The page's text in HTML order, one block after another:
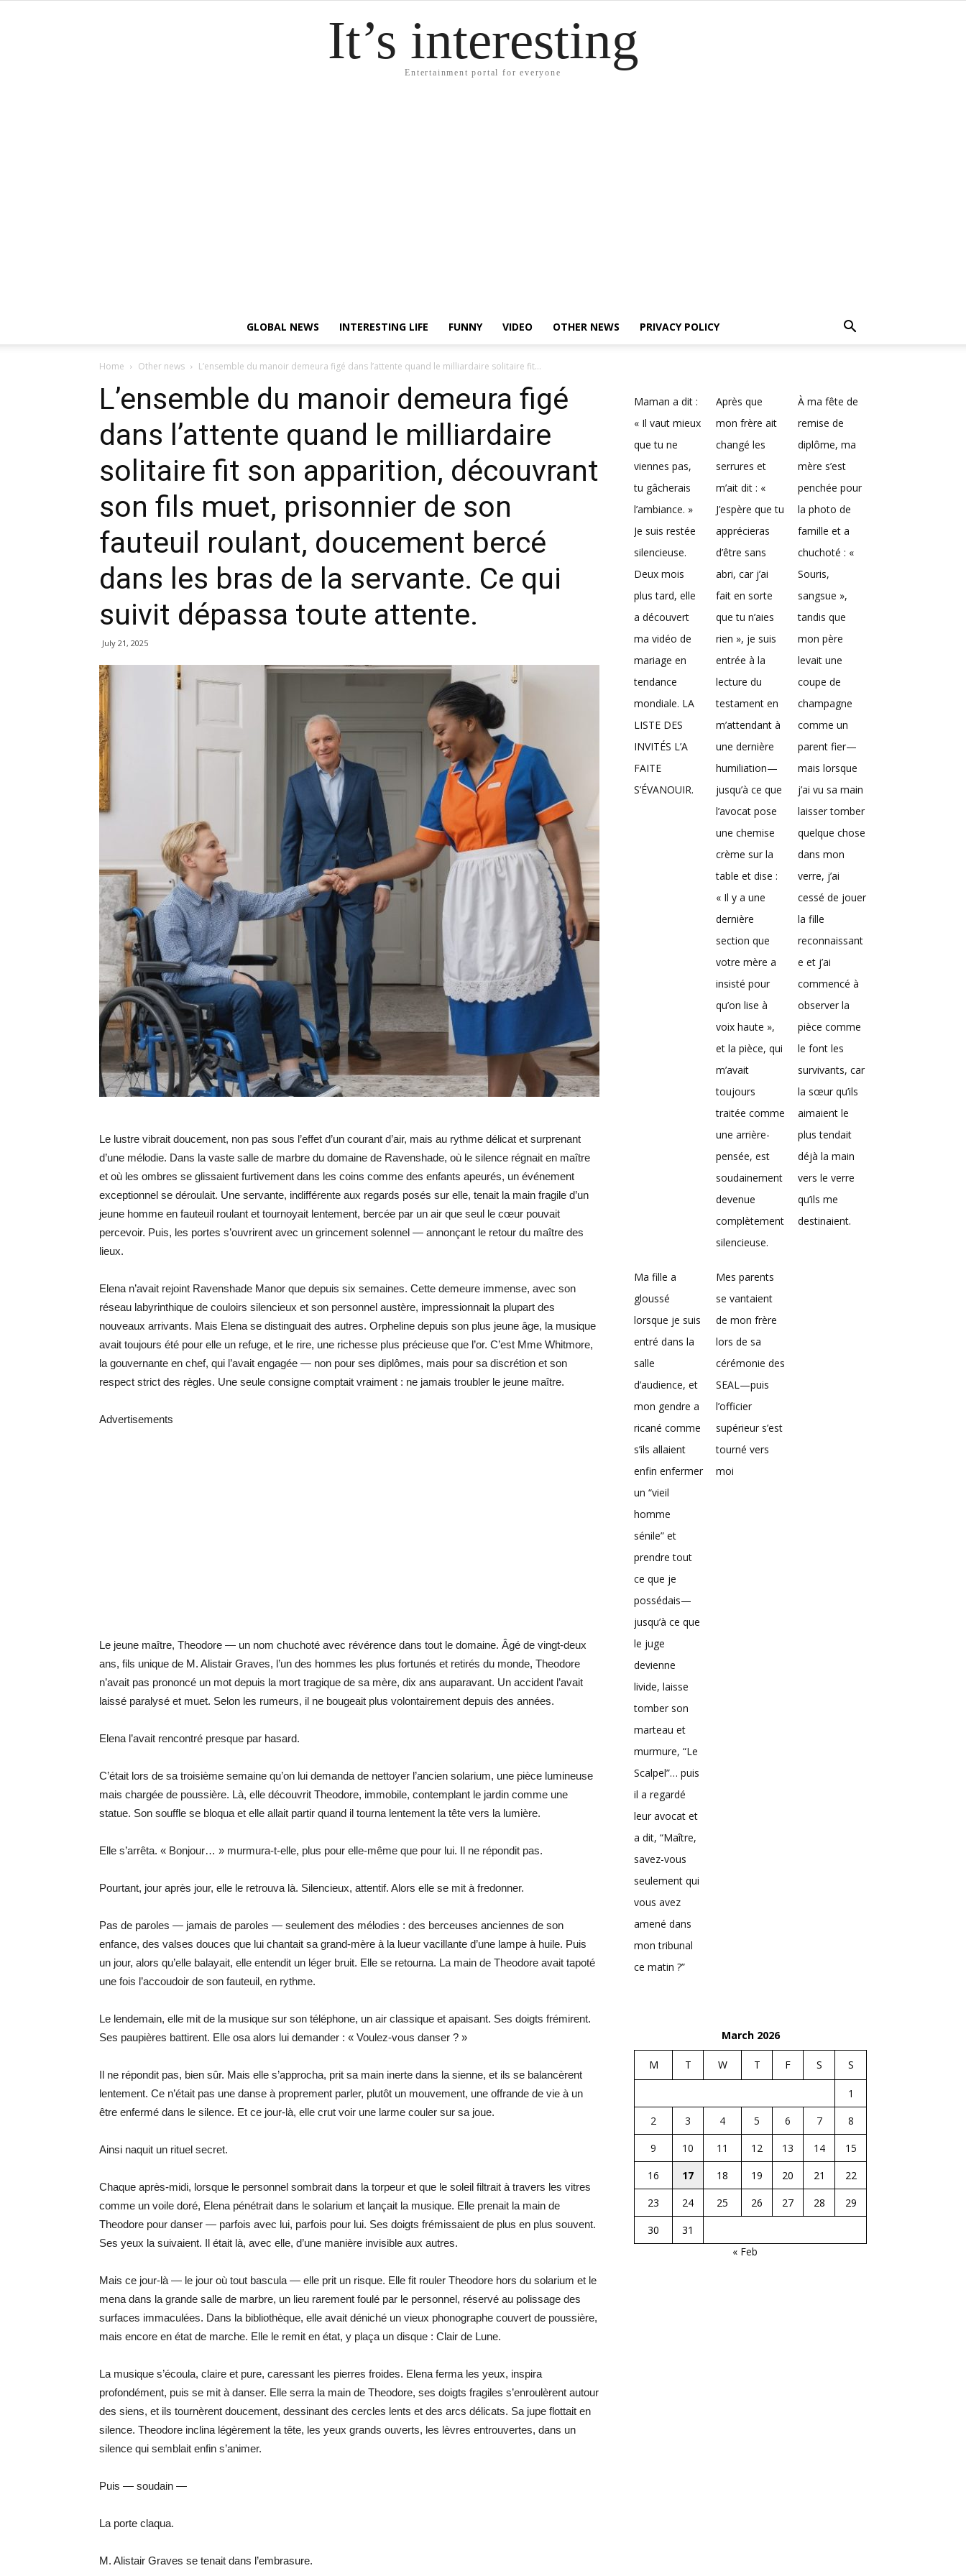
It’s interesting
Entertainment portal for everyone
GLOBAL NEWS INTERESTING LIFE FUNNY VIDEO OTHER NEWS PRIVACY POLICY
Home Other news L’ensemble du manoir demeura figé dans l’attente quand le milliardaire solitaire fit...
L’ensemble du manoir demeura figé
dans l’attente quand le milliardaire
solitaire fit son apparition, découvrant
son fils muet, prisonnier de son
fauteuil roulant, doucement bercé
dans les bras de la servante. Ce qui
suivit dépassa toute attente.
July 21, 2025
Le lustre vibrait doucement, non pas sous l’effet d’un courant d’air, mais au rythme délicat et surprenant
d’une mélodie. Dans la vaste salle de marbre du domaine de Ravenshade, où le silence régnait en maître
et où les ombres se glissaient furtivement dans les coins comme des enfants apeurés, un événement
exceptionnel se déroulait. Une servante, indifférente aux regards posés sur elle, tenait la main fragile d’un
jeune homme en fauteuil roulant et tournoyait lentement, bercée par un air que seul le cœur pouvait
percevoir. Puis, les portes s’ouvrirent avec un grincement solennel — annonçant le retour du maître des
lieux.
Elena n’avait rejoint Ravenshade Manor que depuis six semaines. Cette demeure immense, avec son
réseau labyrinthique de couloirs silencieux et son personnel austère, impressionnait la plupart des
nouveaux arrivants. Mais Elena se distinguait des autres. Orpheline depuis son plus jeune âge, la musique
avait toujours été pour elle un refuge, et le rire, une richesse plus précieuse que l’or. C’est Mme Whitmore,
la gouvernante en chef, qui l’avait engagée — non pour ses diplômes, mais pour sa discrétion et son
respect strict des règles. Une seule consigne comptait vraiment : ne jamais troubler le jeune maître.
Advertisements
Le jeune maître, Theodore — un nom chuchoté avec révérence dans tout le domaine. Âgé de vingt-deux
ans, fils unique de M. Alistair Graves, l’un des hommes les plus fortunés et retirés du monde, Theodore
n’avait pas prononcé un mot depuis la mort tragique de sa mère, dix ans auparavant. Un accident l’avait
laissé paralysé et muet. Selon les rumeurs, il ne bougeait plus volontairement depuis des années.
Elena l’avait rencontré presque par hasard.
C’était lors de sa troisième semaine qu’on lui demanda de nettoyer l’ancien solarium, une pièce lumineuse
mais chargée de poussière. Là, elle découvrit Theodore, immobile, contemplant le jardin comme une
statue. Son souffle se bloqua et elle allait partir quand il tourna lentement la tête vers la lumière.
Elle s’arrêta. « Bonjour… » murmura-t-elle, plus pour elle-même que pour lui. Il ne répondit pas.
Pourtant, jour après jour, elle le retrouva là. Silencieux, attentif. Alors elle se mit à fredonner.
Pas de paroles — jamais de paroles — seulement des mélodies : des berceuses anciennes de son
enfance, des valses douces que lui chantait sa grand-mère à la lueur vacillante d’une lampe à huile. Puis
un jour, alors qu’elle balayait, elle entendit un léger bruit. Elle se retourna. La main de Theodore avait tapoté
une fois l’accoudoir de son fauteuil, en rythme.
Le lendemain, elle mit de la musique sur son téléphone, un air classique et apaisant. Ses doigts frémirent.
Ses paupières battirent. Elle osa alors lui demander : « Voulez-vous danser ? »
Il ne répondit pas, bien sûr. Mais elle s’approcha, prit sa main inerte dans la sienne, et ils se balancèrent
lentement. Ce n’était pas une danse à proprement parler, plutôt un mouvement, une offrande de vie à un
être enfermé dans le silence. Et ce jour-là, elle crut voir une larme couler sur sa joue.
Ainsi naquit un rituel secret.
Chaque après-midi, lorsque le personnel sombrait dans la torpeur et que le soleil filtrait à travers les vitres
comme un voile doré, Elena pénétrait dans le solarium et lançait la musique. Elle prenait la main de
Theodore pour danser — parfois avec lui, parfois pour lui. Ses doigts frémissaient de plus en plus souvent.
Ses yeux la suivaient. Il était là, avec elle, d’une manière invisible aux autres.
Mais ce jour-là — le jour où tout bascula — elle prit un risque. Elle fit rouler Theodore hors du solarium et le
mena dans la grande salle de marbre, un lieu rarement foulé par le personnel, réservé au polissage des
surfaces immaculées. Dans la bibliothèque, elle avait déniché un vieux phonographe couvert de poussière,
mais encore en état de marche. Elle le remit en état, y plaça un disque : Clair de Lune.
La musique s’écoula, claire et pure, caressant les pierres froides. Elena ferma les yeux, inspira
profondément, puis se mit à danser. Elle serra la main de Theodore, ses doigts fragiles s’enroulèrent autour
des siens, et ils tournèrent doucement, dessinant des cercles lents et des arcs délicats. Sa jupe flottait en
silence. Theodore inclina légèrement la tête, les yeux grands ouverts, les lèvres entrouvertes, dans un
silence qui semblait enfin s’animer.
Puis — soudain —
La porte claqua.
M. Alistair Graves se tenait dans l’embrasure.
Maman a dit :
« Il vaut mieux
que tu ne
viennes pas,
tu gâcherais
l’ambiance. »
Je suis restée
silencieuse.
Deux mois
plus tard, elle
a découvert
ma vidéo de
mariage en
tendance
mondiale. LA
LISTE DES
INVITÉS L’A
FAITE
S’ÉVANOUIR.
Après que
mon frère ait
changé les
serrures et
m’ait dit : «
J’espère que tu
apprécieras
d’être sans
abri, car j’ai
fait en sorte
que tu n’aies
rien », je suis
entrée à la
lecture du
testament en
m’attendant à
une dernière
humiliation—
jusqu’à ce que
l’avocat pose
une chemise
crème sur la
table et dise :
« Il y a une
dernière
section que
votre mère a
insisté pour
qu’on lise à
voix haute »,
et la pièce, qui
m’avait
toujours
traitée comme
une arrière-
pensée, est
soudainement
devenue
complètement
silencieuse.
À ma fête de
remise de
diplôme, ma
mère s’est
penchée pour
la photo de
famille et a
chuchoté : «
Souris,
sangsue »,
tandis que
mon père
levait une
coupe de
champagne
comme un
parent fier—
mais lorsque
j’ai vu sa main
laisser tomber
quelque chose
dans mon
verre, j’ai
cessé de jouer
la fille
reconnaissant
e et j’ai
commencé à
observer la
pièce comme
le font les
survivants, car
la sœur qu’ils
aimaient le
plus tendait
déjà la main
vers le verre
qu’ils me
destinaient.
Ma fille a
gloussé
lorsque je suis
entré dans la
salle
d’audience, et
mon gendre a
ricané comme
s’ils allaient
enfin enfermer
un “vieil
homme
sénile” et
prendre tout
ce que je
possédais—
jusqu’à ce que
le juge
devienne
livide, laisse
tomber son
marteau et
murmure, “Le
Scalpel”… puis
il a regardé
leur avocat et
a dit, “Maître,
savez-vous
seulement qui
vous avez
amené dans
mon tribunal
ce matin ?”
Mes parents
se vantaient
de mon frère
lors de sa
cérémonie des
SEAL—puis
l’officier
supérieur s’est
tourné vers
moi
March 2026
M T W T F S S
1
2
3 4 5 6 7
8
9
10 11 12 13 14
15
16
17 18 19 20 21
22
23
24 25 26 27 28
29
30
31
« Feb